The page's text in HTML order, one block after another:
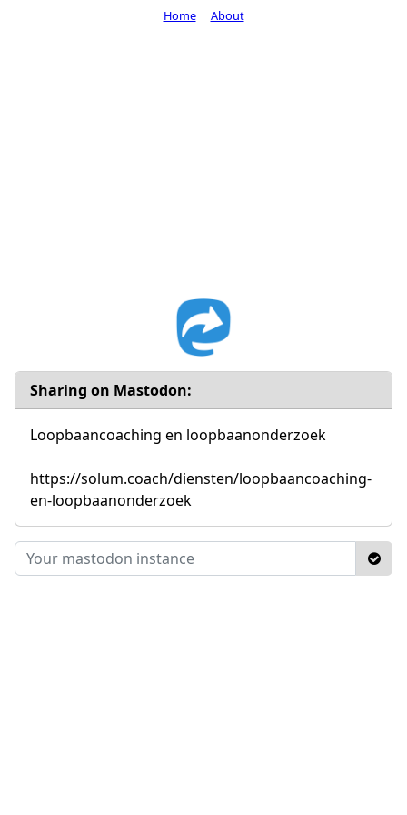
Sharing on Mastodon:
Loopbaancoaching en loopbaanonderzoek
https://solum.coach/diensten/loopbaancoaching-
en-loopbaanonderzoek
Home About